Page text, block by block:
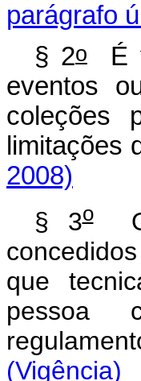
parágrafo
§ 2oÉ
eventos
coleções
limitações
2008)
§ 3oOs
que
pessoa
(Vigência)